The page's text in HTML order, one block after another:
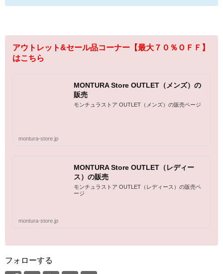
アウトレット&セール品コーナー【最大７０％ＯＦＦ】
はこちら
MONTURA Store OUTLET（メンズ）の
販売
モンチュラストア OUTLET（メンズ）の販売ページ
montura-store.jp
MONTURA Store OUTLET（レディー
ス）の販売
モンチュラストア OUTLET（レディース）の販売ペ
ージ
montura-store.jp
フォローする